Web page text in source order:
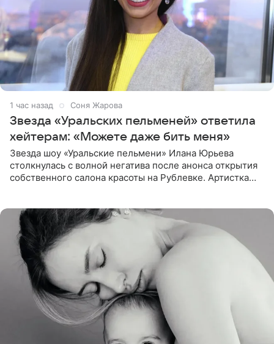
1 час назад Соня Жарова
Звезда «Уральских пельменей» ответила
хейтерам: «Можете даже бить меня»
Звезда шоу «Уральские пельмени» Илана Юрьева
столкнулась с волной негатива после анонса открытия
собственного салона красоты на Рублевке. Артистка